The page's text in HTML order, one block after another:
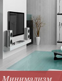
Минимализм